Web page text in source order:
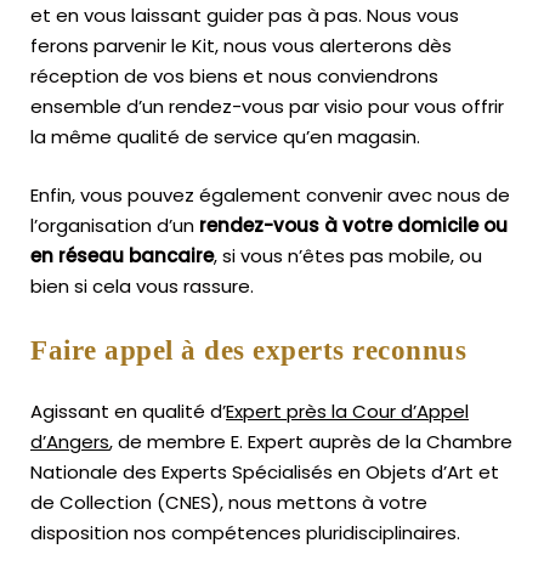
et en vous laissant guider pas à pas. Nous vous
ferons parvenir le Kit, nous vous alerterons dès
réception de vos biens et nous conviendrons
ensemble d’un rendez-vous par visio pour vous offrir
la même qualité de service qu’en magasin.
Enfin, vous pouvez également convenir avec nous de
l’organisation d’un rendez-vous à votre domicile ou
en réseau bancaire, si vous n’êtes pas mobile, ou
bien si cela vous rassure.
Faire appel à des experts reconnus
Agissant en qualité d’Expert près la Cour d’Appel
d’Angers, de membre E. Expert auprès de laChambre
Nationale des Experts Spécialisés en Objets d’Art et
de Collection (CNES),nous mettons à votre
disposition nos compétences pluridisciplinaires.